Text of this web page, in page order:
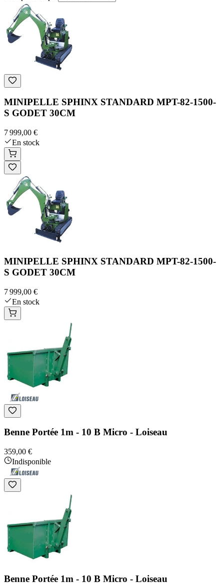
MINIPELLE SPHINX STANDARD MPT-82-1500-
S GODET 30CM
7 999,00 €
En stock
MINIPELLE SPHINX STANDARD MPT-82-1500-
S GODET 30CM
7 999,00 €
En stock
Benne Portée 1m - 10 B Micro - Loiseau
359,00 €
Indisponible
Benne Portée 1m - 10 B Micro - Loiseau